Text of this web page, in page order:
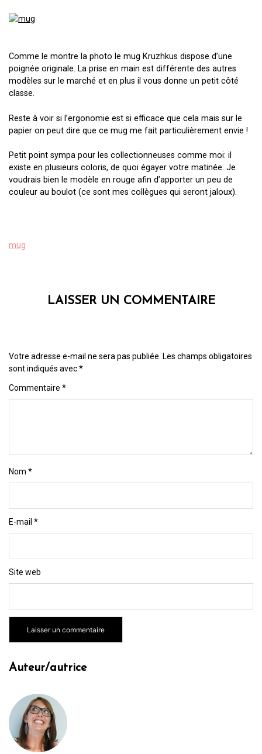
Comme le montre la photo le mug Kruzhkus dispose d’une
poignée originale. La prise en main est différente des autres
modèles sur le marché et en plus il vous donne un petit côté
classe.
Reste à voir si l’ergonomie est si efficace que cela mais sur le
papier on peut dire que ce mug me fait particulièrement envie !
Petit point sympa pour les collectionneuses comme moi: il
existe en plusieurs coloris, de quoi égayer votre matinée. Je
voudrais bien le modèle en rouge afin d’apporter un peu de
couleur au boulot (ce sont mes collègues qui seront jaloux).
mug
LAISSER UN COMMENTAIRE
Votre adresse e-mail ne sera pas publiée. Les champs obligatoires
sont indiqués avec*
Commentaire *
Nom *
E-mail *
Site web
Auteur/autrice